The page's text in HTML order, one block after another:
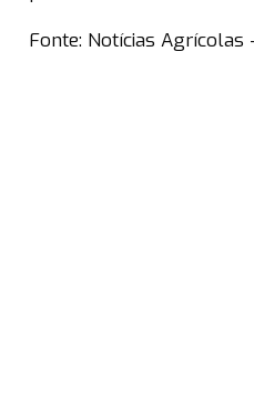
Fonte: Notícias Agrícolas